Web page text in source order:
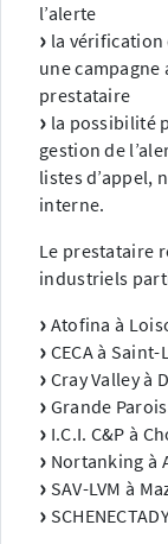
l’alerte
la vérification
une campagne
prestataire
la possibilité
gestion de
listes d’appel,
interne.
Le prestataire
industriels
Atofina à
CECA à
Cray Valley à
Grande
I.C.I. C&P à
Nortanking à
SAV-LVM à